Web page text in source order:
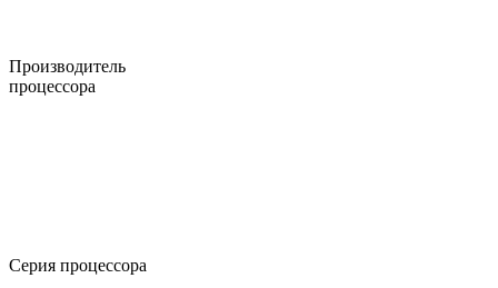
Производитель
процессора
Серия процессора